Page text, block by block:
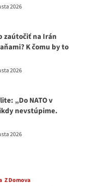
2026
zaútočiť na Irán
K čomu by to
2026
„Do NATO v
nevstúpime.
2026
Z Domova